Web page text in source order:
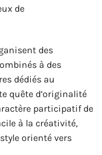
de
des
à des
dédiés au
quête d’originalité
participatif de
à la créativité,
orienté vers